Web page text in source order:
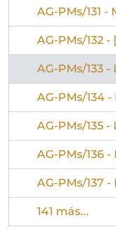
AG-PMs/131 -
AG-PMs/132
AG-PMs/136
AG-PMs/137
141 más...